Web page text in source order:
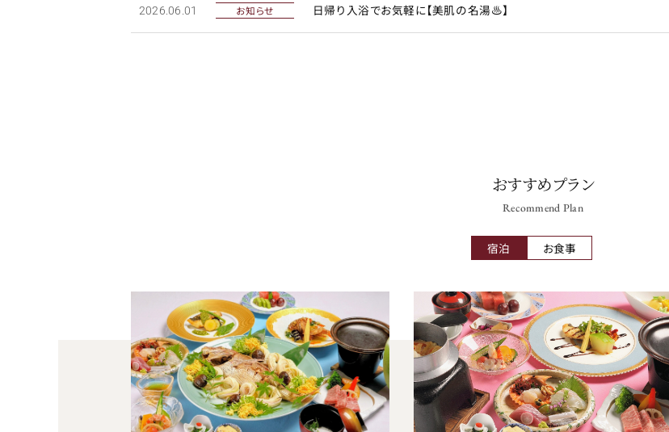
2026.06.01 お知らせ 日帰り入浴でお気軽に【美肌の名湯♨】
おすすめプラン
Recommend Plan
宿泊 お食事